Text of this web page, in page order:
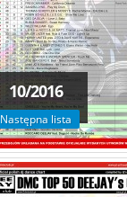
10/2016
Następna lista